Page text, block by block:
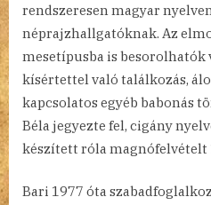
rendszeresen magyar
néprajzhallgatóknak. Az
mesetípusba is besorolhatók
kísértettel való találkozás,
kapcsolatos egyéb babonás
Béla jegyezte fel, cigány
készített róla magnófelvételt
Bari 1977 óta